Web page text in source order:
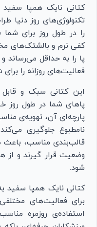
کتانی نایک همپا سفید
تکنولوژی‌های روز دنیا
را در طول روز برای
کفی نرم و بالشتک‌های
پا را به حداقل
فعالیت‌های روزانه را
این کتانی سبک و
پاهای شما در طول روز
پارچه‌ای آن، تهویه‌ی
نامطبوع جلوگیری
قالب‌بندی مناسب،
وضعیت قرار گیرند و از
شود.
کتانی نایک همپا سفید
برای فعالیت‌های
استفاده‌ی روزمره